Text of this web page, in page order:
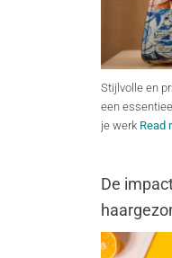
Stijlvolle en
een
je werk Read
De